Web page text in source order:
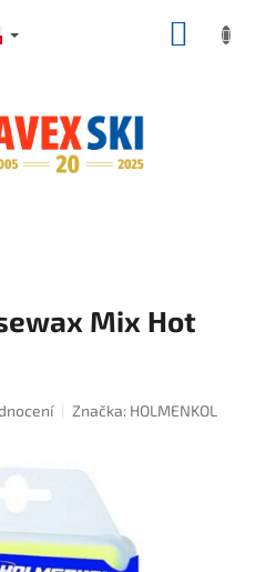
Mix Hot
0,0 z 5 hvězdiček.
Značka: HOLMENKOL